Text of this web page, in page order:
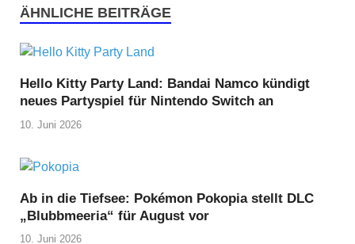
ÄHNLICHE BEITRÄGE
Hello Kitty Party Land: Bandai Namco kündigt
neues Partyspiel für Nintendo Switch an
10. Juni 2026
Ab in die Tiefsee: Pokémon Pokopia stellt DLC
„Blubbmeeria“ für August vor
10. Juni 2026